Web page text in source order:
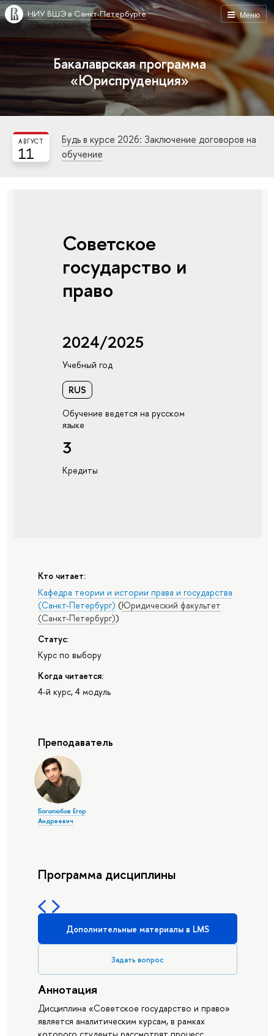
Меню
НИУ ВШЭ в Санкт-Петербурге
Бакалаврская программа
«Юриспруденция»
11
АВГУСТ
Будь в курсе 2026: Заключение договоров на
обучение
Советское
государство и
право
2024/2025
Учебный год
RUS
Обучение ведется на русском
языке
3
Кредиты
Кто читает:
Кафедра теории и истории права и государства
(Санкт-Петербург) (Юридический факультет
(Санкт-Петербург))
Статус:
Курс по выбору
Когда читается:
4-й курс, 4 модуль
Преподаватель
Боголюбов Егор
Андреевич
Программа дисциплины
Дополнительные материалы в LMS
Задать вопрос
Аннотация
Дисциплина «Советское государство и право»
является аналитическим курсам, в рамках